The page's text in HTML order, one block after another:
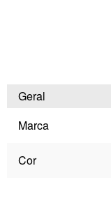
Geral
Marca
Cor